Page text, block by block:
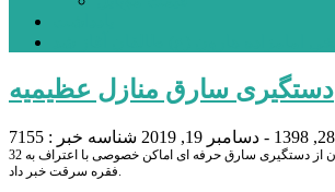
دستگیری سارق منازل عظیمیه
شناسه خبر : 7155
رئیس پلیس آگاهی استان از دستگیری سارق حرفه ای اماکن خصوصی با اعتراف به 32
فقره سرقت خبر داد.